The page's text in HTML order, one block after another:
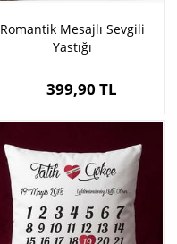
Romantik Mesajlı Sevgili
Yastığı
399,90 TL